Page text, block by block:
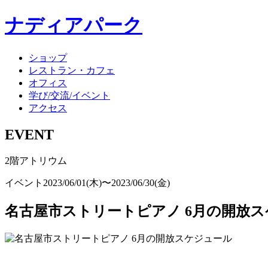
ナディアパーク
ショップ
レストラン・カフェ
オフィス
学び/交流/イベント
アクセス
EVENT
2階アトリウム
イベント 2023/06/01(木)〜2023/06/30(金)
名古屋市ストリートピアノ 6月の開放